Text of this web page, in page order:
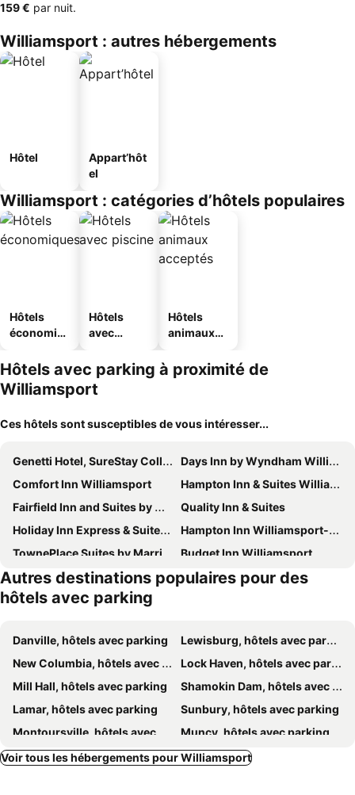
‎159 € par nuit.
Williamsport : autres hébergements
Hôtel
Appart’hôt
el
Williamsport : catégories d’hôtels populaires
Hôtels
économiq
Hôtels
avec
Hôtels
animaux
Hôtels avec parking à proximité de
Williamsport
Ces hôtels sont susceptibles de vous intéresser...
Genetti Hotel, SureStay Collection by Best Western
Days Inn by Wyndham Williamsport
Comfort Inn Williamsport
Hampton Inn & Suites Williamsport-Faxon Exit
Fairfield Inn and Suites by Marriott Williamsport
Quality Inn & Suites
Holiday Inn Express & Suites Williamsport By Ihg
Hampton Inn Williamsport-Downtown
TownePlace Suites by Marriott Williamsport
Budget Inn Williamsport
Econo Lodge Williamsport
Holiday Inn Williamsport by IHG
Residence Inn by Marriott Williamsport
Motel 6 Montoursville, PA - Williamsport
Bing's Motel
Quality Inn & Conference Center Williamsport
Williamsport Grandview Hotel
Autres destinations populaires pour des
hôtels avec parking
Danville, hôtels avec parking
Lewisburg, hôtels avec parking
New Columbia, hôtels avec parking
Lock Haven, hôtels avec parking
Mill Hall, hôtels avec parking
Shamokin Dam, hôtels avec parking
Lamar, hôtels avec parking
Sunbury, hôtels avec parking
Montoursville, hôtels avec parking
Muncy, hôtels avec parking
Morris, hôtels avec parking
Lumberville, hôtels avec parking
Voir tous les hébergements pour Williamsport